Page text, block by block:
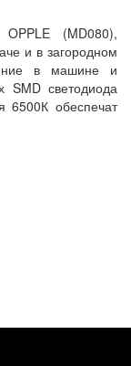
(MD080),
и в загородном
в машине и
SMD светодиода
6500К обеспечат